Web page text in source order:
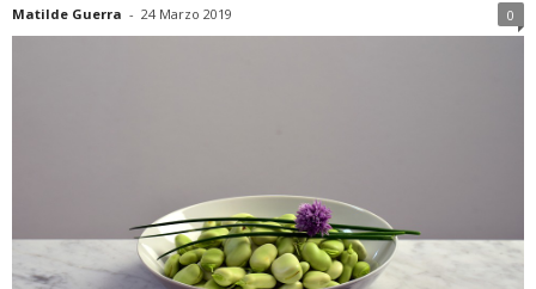
Matilde Guerra - 24 Marzo 2019 0